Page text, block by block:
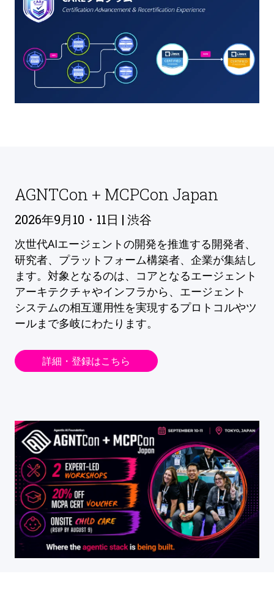
AGNTCon + MCPCon Japan
2026年9月10・11日 | 渋谷
次世代AIエージェントの開発を推進する開発者、
研究者、プラットフォーム構築者、企業が集結し
ます。対象となるのは、コアとなるエージェント
アーキテクチャやインフラから、エージェント
システムの相互運用性を実現するプロトコルやツ
ールまで多岐にわたります。
詳細・登録はこちら